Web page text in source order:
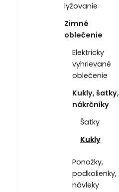
lyžovanie
Zimné
oblečenie
Elektricky
vyhrievané
oblečenie
Kukly, šatky,
nákrčníky
Šatky
Kukly
Ponožky,
podkolienky,
návleky